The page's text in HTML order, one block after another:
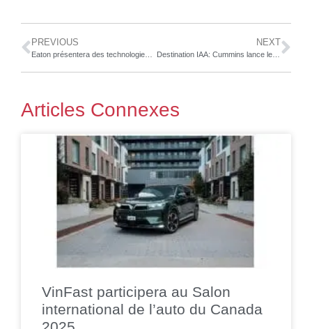
PREVIOUS NEXT
Destination IAA: Cummins lance les groupes motopropulseurs Meritor électriques pour la première fois depuis l’acquisition
Articles Connexes
VinFast participera au Salon
international de l’auto du Canada